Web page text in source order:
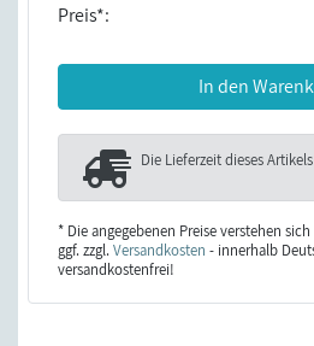
Preis*:
In den
Die Lieferzeit dieses
* Die angegebenen Preise verstehen
ggf. zzgl.Versandkosten - innerhalb
versandkostenfrei!